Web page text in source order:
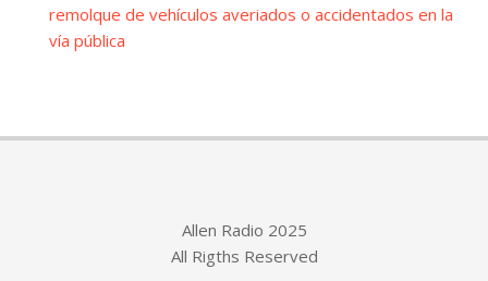
remolque de vehículos averiados o accidentados en la
vía pública
Allen Radio 2025
All Rigths Reserved